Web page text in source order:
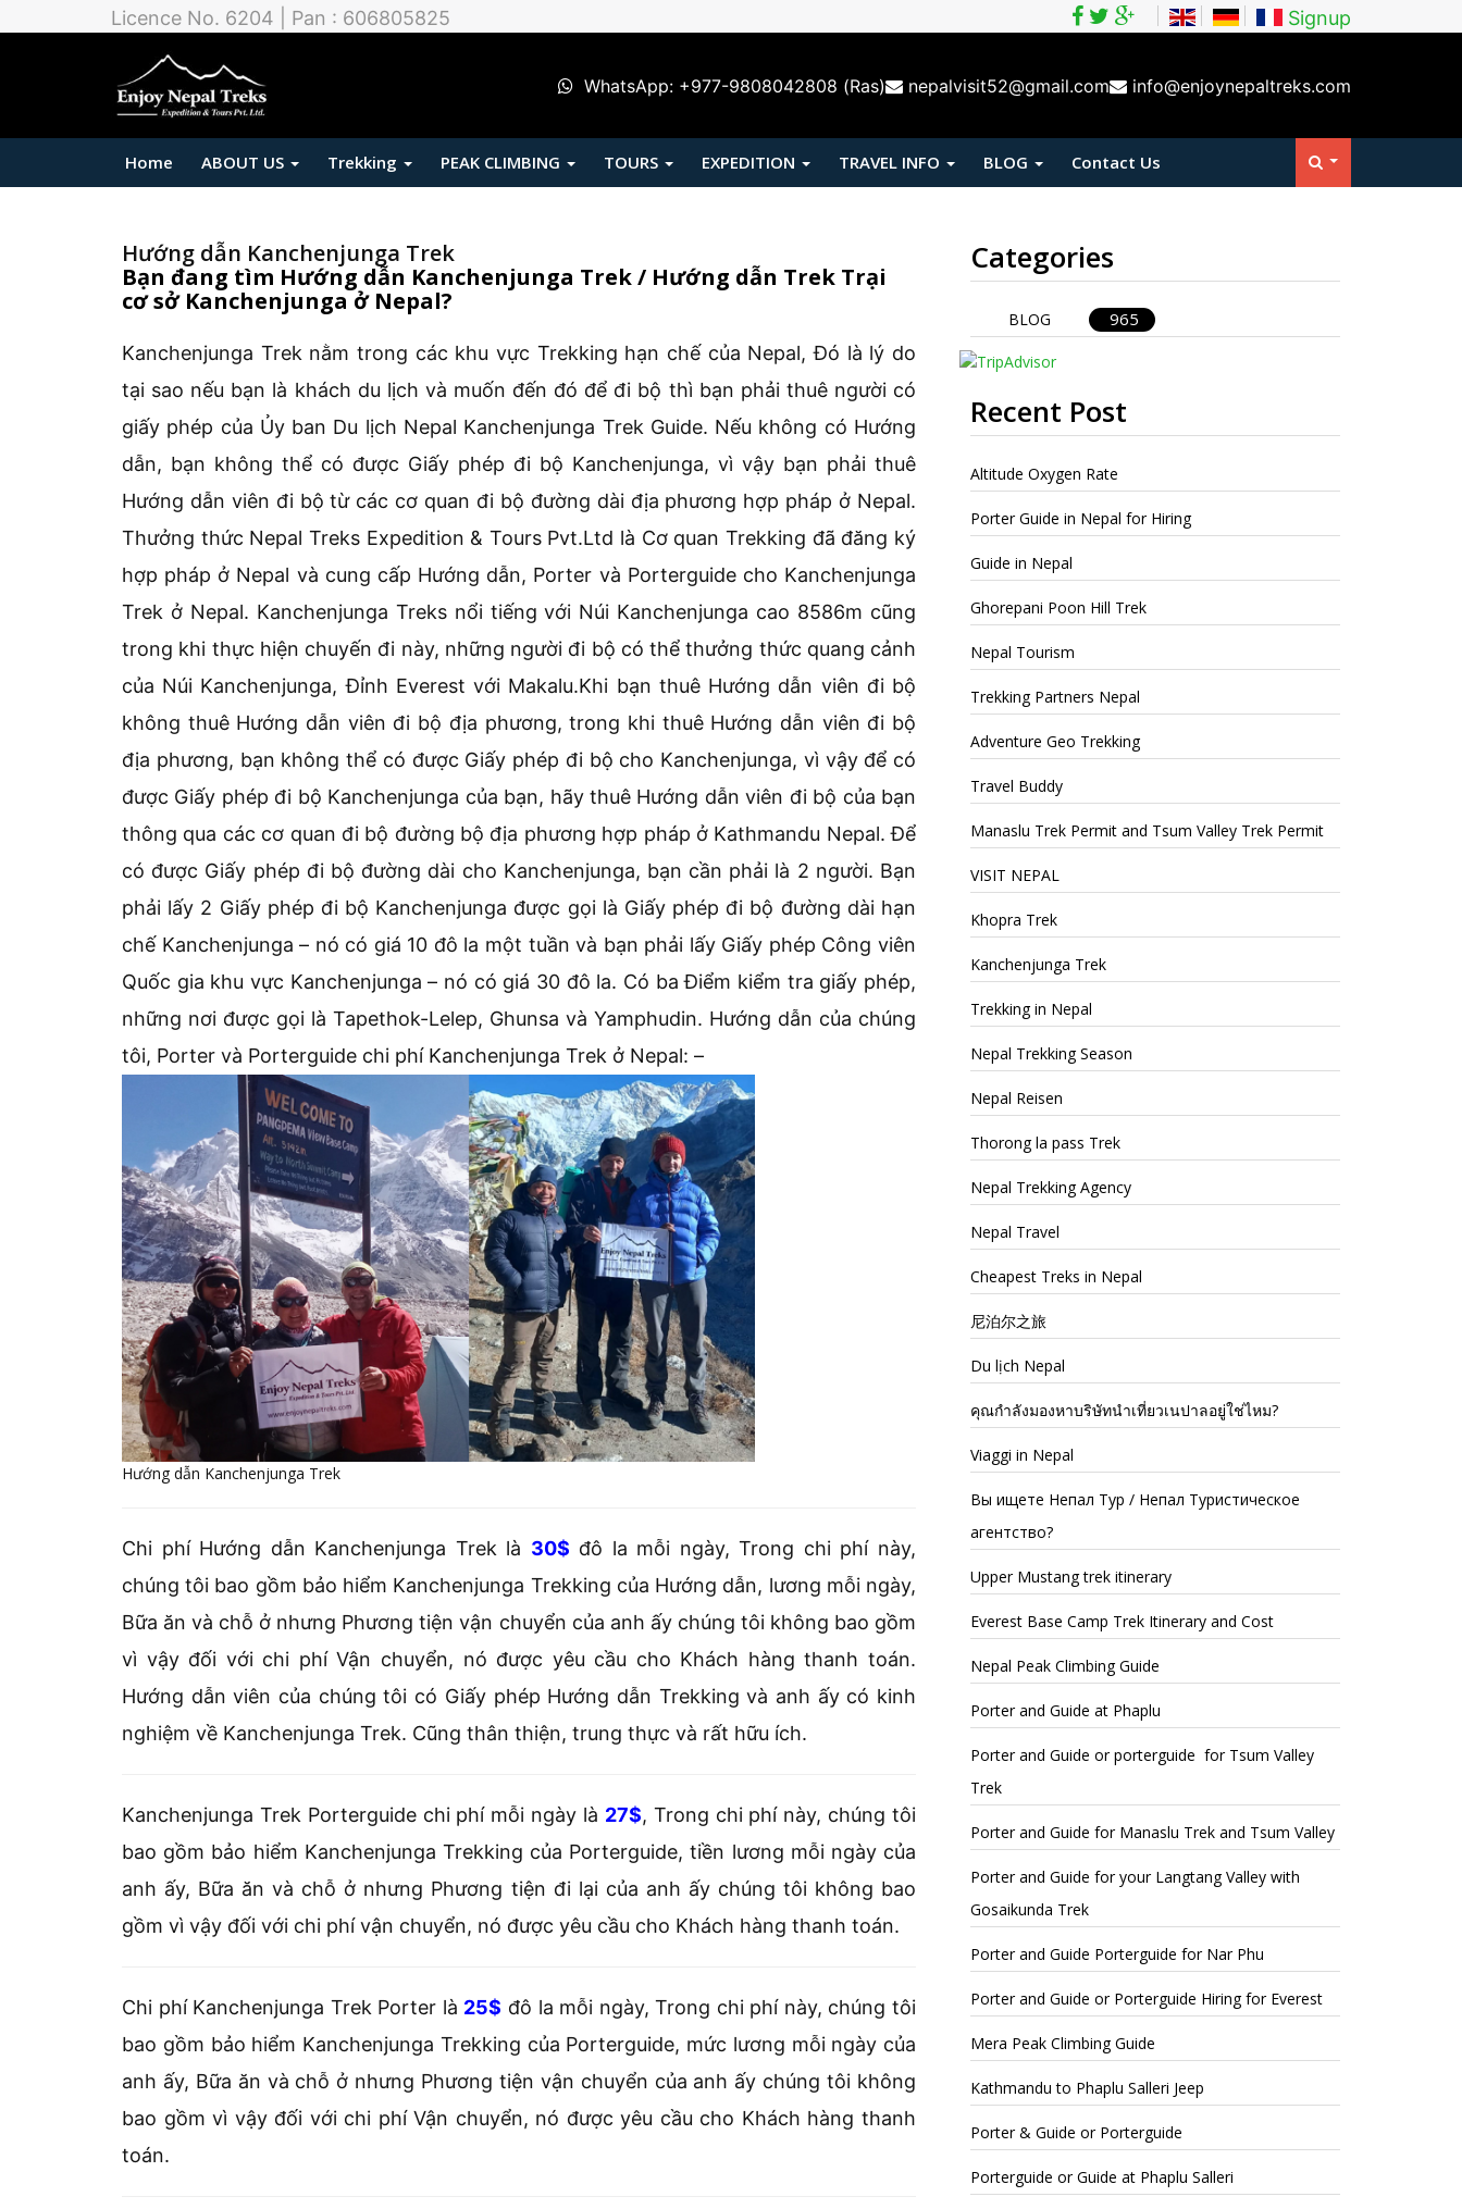
Licence No. 6204 | Pan : 606805825 Signup
WhatsApp: +977-9808042808 (Ras) nepalvisit52@gmail.com info@enjoynepaltreks.com
Home ABOUT US Trekking PEAK CLIMBING TOURS EXPEDITION TRAVEL INFO BLOG Contact Us
Hướng dẫn Kanchenjunga Trek
Bạn đang tìm Hướng dẫn Kanchenjunga Trek / Hướng dẫn Trek Trại
cơ sở Kanchenjunga ở Nepal?
Kanchenjunga Trek nằm trong các khu vực Trekking hạn chế của Nepal, Đó là lý do
tại sao nếu bạn là khách du lịch và muốn đến đó để đi bộ thì bạn phải thuê người có
giấy phép của Ủy ban Du lịch Nepal Kanchenjunga Trek Guide. Nếu không có Hướng
dẫn, bạn không thể có được Giấy phép đi bộ Kanchenjunga, vì vậy bạn phải thuê
Hướng dẫn viên đi bộ từ các cơ quan đi bộ đường dài địa phương hợp pháp ở Nepal.
Thưởng thức Nepal Treks Expedition & Tours Pvt.Ltd là Cơ quan Trekking đã đăng ký
hợp pháp ở Nepal và cung cấp Hướng dẫn, Porter và Porterguide cho Kanchenjunga
Trek ở Nepal. Kanchenjunga Treks nổi tiếng với Núi Kanchenjunga cao 8586m cũng
trong khi thực hiện chuyến đi này, những người đi bộ có thể thưởng thức quang cảnh
của Núi Kanchenjunga, Đỉnh Everest với Makalu.Khi bạn thuê Hướng dẫn viên đi bộ
không thuê Hướng dẫn viên đi bộ địa phương, trong khi thuê Hướng dẫn viên đi bộ
địa phương, bạn không thể có được Giấy phép đi bộ cho Kanchenjunga, vì vậy để có
được Giấy phép đi bộ Kanchenjunga của bạn, hãy thuê Hướng dẫn viên đi bộ của bạn
thông qua các cơ quan đi bộ đường bộ địa phương hợp pháp ở Kathmandu Nepal. Để
có được Giấy phép đi bộ đường dài cho Kanchenjunga, bạn cần phải là 2 người. Bạn
phải lấy 2 Giấy phép đi bộ Kanchenjunga được gọi là Giấy phép đi bộ đường dài hạn
chế Kanchenjunga – nó có giá 10 đô la một tuần và bạn phải lấy Giấy phép Công viên
Quốc gia khu vực Kanchenjunga – nó có giá 30 đô la. Có ba Điểm kiểm tra giấy phép,
những nơi được gọi là Tapethok-Lelep, Ghunsa và Yamphudin. Hướng dẫn của chúng
tôi, Porter và Porterguide chi phí Kanchenjunga Trek ở Nepal: –
Hướng dẫn Kanchenjunga Trek
Chi phí Hướng dẫn Kanchenjunga Trek là 30$ đô la mỗi ngày, Trong chi phí này,
chúng tôi bao gồm bảo hiểm Kanchenjunga Trekking của Hướng dẫn, lương mỗi ngày,
Bữa ăn và chỗ ở nhưng Phương tiện vận chuyển của anh ấy chúng tôi không bao gồm
vì vậy đối với chi phí Vận chuyển, nó được yêu cầu cho Khách hàng thanh toán.
Hướng dẫn viên của chúng tôi có Giấy phép Hướng dẫn Trekking và anh ấy có kinh
nghiệm về Kanchenjunga Trek. Cũng thân thiện, trung thực và rất hữu ích.
Kanchenjunga Trek Porterguide chi phí mỗi ngày là 27$, Trong chi phí này, chúng tôi
bao gồm bảo hiểm Kanchenjunga Trekking của Porterguide, tiền lương mỗi ngày của
anh ấy, Bữa ăn và chỗ ở nhưng Phương tiện đi lại của anh ấy chúng tôi không bao
gồm vì vậy đối với chi phí vận chuyển, nó được yêu cầu cho Khách hàng thanh toán.
Chi phí Kanchenjunga Trek Porter là 25$ đô la mỗi ngày, Trong chi phí này, chúng tôi
bao gồm bảo hiểm Kanchenjunga Trekking của Porterguide, mức lương mỗi ngày của
anh ấy, Bữa ăn và chỗ ở nhưng Phương tiện vận chuyển của anh ấy chúng tôi không
bao gồm vì vậy đối với chi phí Vận chuyển, nó được yêu cầu cho Khách hàng thanh
toán.
Categories
BLOG 965
Recent Post
Altitude Oxygen Rate
Porter Guide in Nepal for Hiring
Guide in Nepal
Ghorepani Poon Hill Trek
Nepal Tourism
Trekking Partners Nepal
Adventure Geo Trekking
Travel Buddy
Manaslu Trek Permit and Tsum Valley Trek Permit
VISIT NEPAL
Khopra Trek
Kanchenjunga Trek
Trekking in Nepal
Nepal Trekking Season
Nepal Reisen
Thorong la pass Trek
Nepal Trekking Agency
Nepal Travel
Cheapest Treks in Nepal
尼泊尔之旅
Du lịch Nepal
คุณกำลังมองหาบริษัทนำเที่ยวเนปาลอยู่ใช่ไหม?
Viaggi in Nepal
Вы ищете Непал Тур / Непал Туристическое
агентство?
Upper Mustang trek itinerary
Everest Base Camp Trek Itinerary and Cost
Nepal Peak Climbing Guide
Porter and Guide at Phaplu
Porter and Guide or porterguide for Tsum Valley
Trek
Porter and Guide for Manaslu Trek and Tsum Valley
Porter and Guide for your Langtang Valley with
Gosaikunda Trek
Porter and Guide Porterguide for Nar Phu
Porter and Guide or Porterguide Hiring for Everest
Mera Peak Climbing Guide
Kathmandu to Phaplu Salleri Jeep
Porter & Guide or Porterguide
Porterguide or Guide at Phaplu Salleri